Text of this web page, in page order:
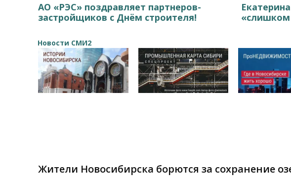
АО «РЭС» поздравляет партнеров-
застройщиков с Днём строителя!
Новости СМИ2
Жители Новосибирска борются за сохранение